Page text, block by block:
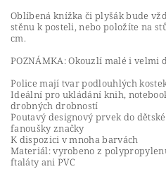
Oblíbená knížka či plyšák bude
stěnu k posteli, nebo položíte na
cm.
POZNÁMKA: Okouzlí malé i velmi
Police mají tvar podlouhlých
Ideální pro ukládání knih,
drobných drobností
Poutavý designový prvek do
fanoušky značky
K dispozici v mnoha barvách
Materiál: vyrobeno z
ftaláty ani PVC